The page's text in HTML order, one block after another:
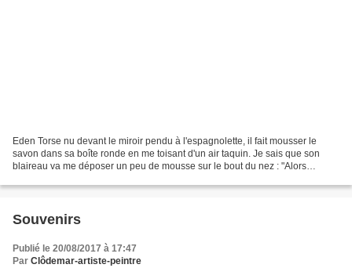
Eden Torse nu devant le miroir pendu à l'espagnolette, il fait mousser le
savon dans sa boîte ronde en me toisant d'un air taquin. Je sais que son
blaireau va me déposer un peu de mousse sur le bout du nez : "Alors
Souvenirs
Publié le 20/08/2017 à 17:47
Par Clôdemar-artiste-peintre